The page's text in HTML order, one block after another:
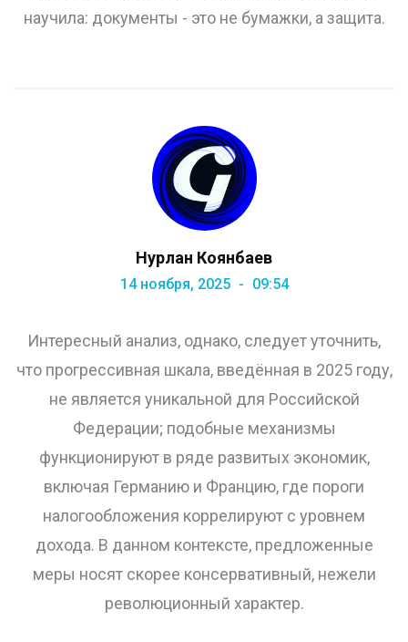
научила: документы - это не бумажки, а защита.
Нурлан Коянбаев
14 ноября, 2025 09:54
Интересный анализ, однако, следует уточнить,
что прогрессивная шкала, введённая в 2025 году,
не является уникальной для Российской
Федерации; подобные механизмы
функционируют в ряде развитых экономик,
включая Германию и Францию, где пороги
налогообложения коррелируют с уровнем
дохода. В данном контексте, предложенные
меры носят скорее консервативный, нежели
революционный характер.